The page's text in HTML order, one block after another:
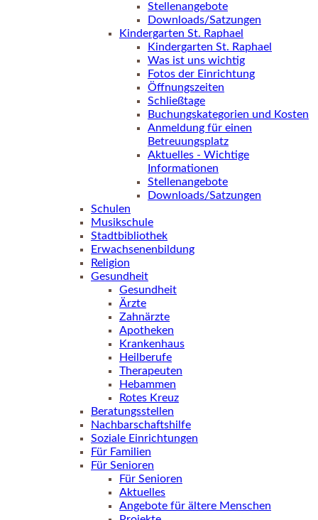
Stellenangebote
Downloads/Satzungen
Kindergarten St. Raphael
Kindergarten St. Raphael
Was ist uns wichtig
Fotos der Einrichtung
Öffnungszeiten
Schließtage
Buchungskategorien und Kosten
Anmeldung für einen
Betreuungsplatz
Aktuelles - Wichtige
Informationen
Stellenangebote
Downloads/Satzungen
Schulen
Musikschule
Stadtbibliothek
Erwachsenenbildung
Religion
Gesundheit
Gesundheit
Ärzte
Zahnärzte
Apotheken
Krankenhaus
Heilberufe
Therapeuten
Hebammen
Rotes Kreuz
Beratungsstellen
Nachbarschaftshilfe
Soziale Einrichtungen
Für Familien
Für Senioren
Für Senioren
Aktuelles
Angebote für ältere Menschen